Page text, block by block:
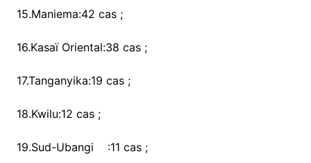
15.Maniema:42 cas ;
16.Kasaï Oriental:38 cas ;
17.Tanganyika:19 cas ;
18.Kwilu:12 cas ;
19.Sud-Ubangi :11 cas ;